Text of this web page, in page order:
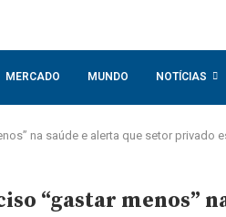
MERCADO MUNDO NOTÍCIAS
na saúde e alerta que setor privado
“gastar menos”